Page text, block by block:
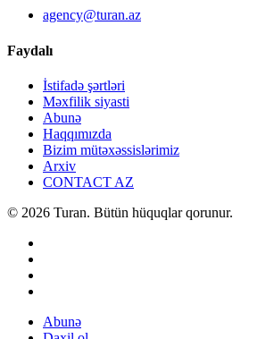
agency@turan.az
Faydalı
İstifadə şərtləri
Məxfilik siyasti
Abunə
Haqqımızda
Bizim mütəxəssislərimiz
Arxiv
CONTACT AZ
© 2026 Turan. Bütün hüquqlar qorunur.
Abunə